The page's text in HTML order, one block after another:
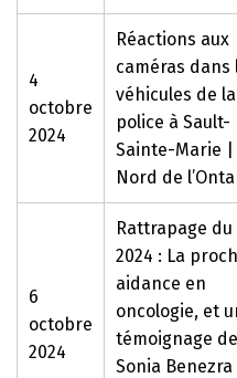
4
octobre
2024
Réactions aux
caméras dans
véhicules de la
police à Sault-
Sainte-Marie |
Nord de
6
octobre
2024
Rattrapage du
2024 : La
aidance en
oncologie, et
témoignage de
Sonia Benezra |